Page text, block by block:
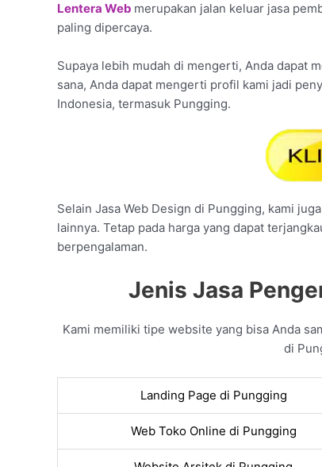
Lentera Web merupakan jalan keluar jasa
paling dipercaya.
Supaya lebih mudah di mengerti, Anda dapat
sana, Anda dapat mengerti profil kami jadi
Indonesia, termasuk Pungging.
Selain Jasa Web Design di Pungging, kami
lainnya. Tetap pada harga yang dapat
berpengalaman.
Jenis Jasa
Kami memiliki tipe website yang bisa Anda
di
Landing Page di Pungging
Web Toko Online di Pungging